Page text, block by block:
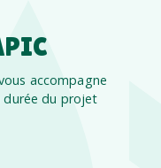
accompagne
durée du projet